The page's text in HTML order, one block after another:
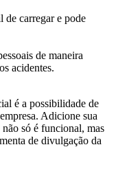
de carregar e pode
de maneira
acidentes.
é a possibilidade de
Adicione sua
só é funcional, mas
de divulgação da